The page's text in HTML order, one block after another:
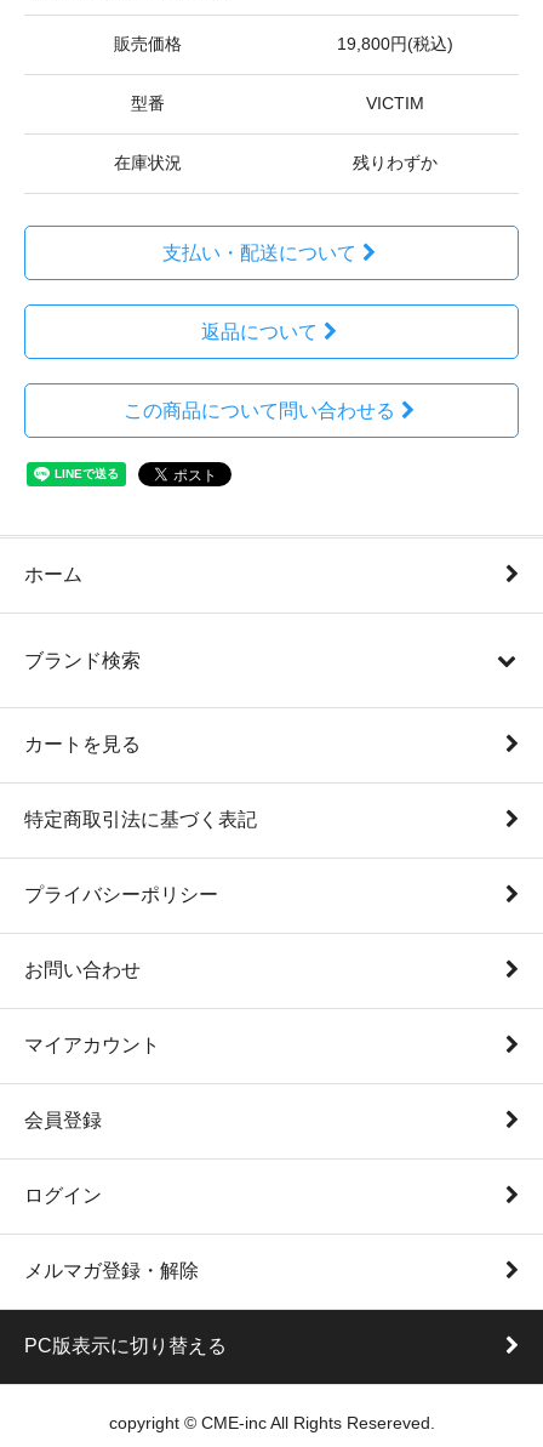
販売価格 19,800円(税込)
型番 VICTIM
在庫状況 残りわずか
支払い・配送について
返品について
この商品について問い合わせる
ホーム
ブランド検索
カートを見る
特定商取引法に基づく表記
プライバシーポリシー
お問い合わせ
マイアカウント
会員登録
ログイン
メルマガ登録・解除
PC版表示に切り替える
copyright © CME-inc All Rights Resereved.